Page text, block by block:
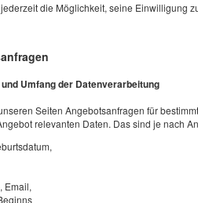
die Möglichkeit, seine Einwilligung
Umfang der Datenverarbeitung
Seiten Angebotsanfragen für
relevanten Daten. Das sind je nach
Email,